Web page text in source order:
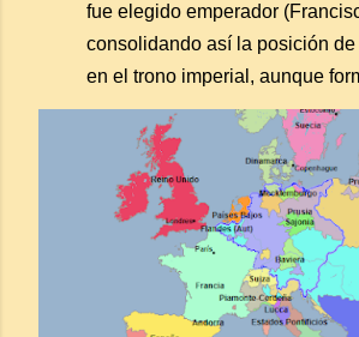
fue elegido emperador
consolidando así la posición
en el trono imperial, aunque